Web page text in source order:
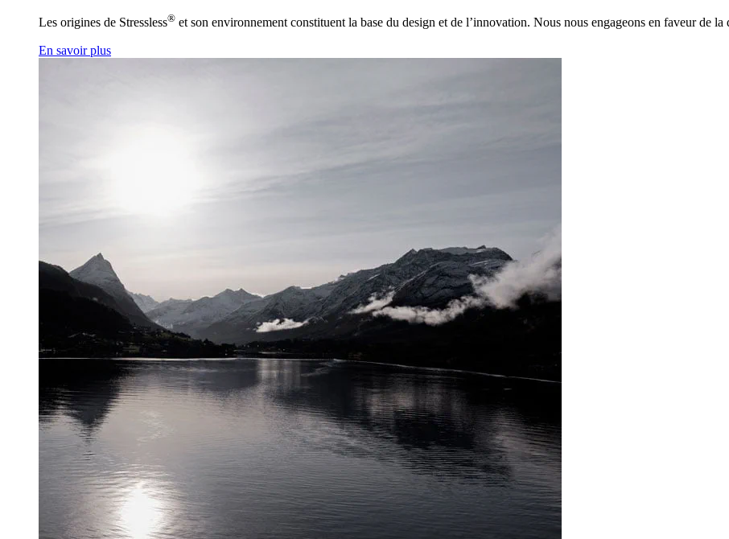
Les origines de Stressless® et son environnement constituent la base du design et de l’innovation. Nous nous engageons en faveur de
En savoir plus